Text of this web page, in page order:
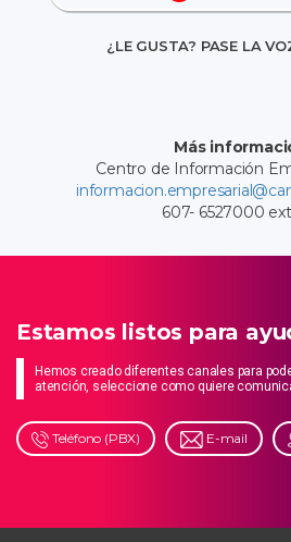
¿LE GUSTA? PASE LA
Más
Centro de Información
607- 6527000
Estamos listos para
Hemos creado diferentes canales para
atención, seleccione como quiere
Teléfono (PBX) E-mail